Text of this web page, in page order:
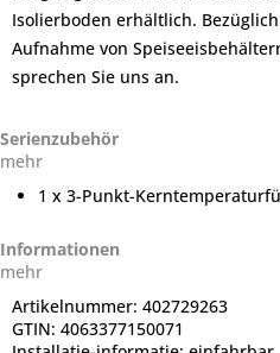
Isolierboden erhältlich.
Aufnahme von
sprechen Sie uns an.
Serienzubehör
mehr
1 x 3-Punkt-
Informationen
mehr
Artikelnummer: 402729263
GTIN: 4063377150071